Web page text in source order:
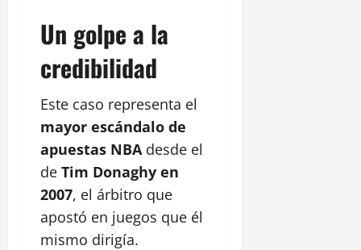
Un golpe a la
credibilidad
Este caso representa el
mayor escándalo de
apuestas NBAdesde el
de Tim Donaghy en
2007, el árbitro que
apostó en juegos que él
mismo dirigía.